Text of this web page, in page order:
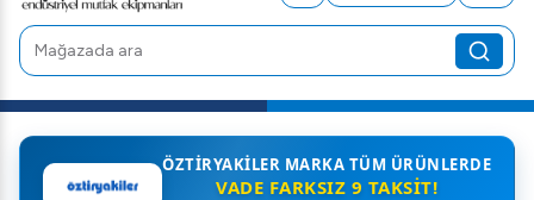
ÖZTIRYAKILER MARKA TÜM ÜRÜNLERDE
VADE FARKSIZ 9 TAKSIT!